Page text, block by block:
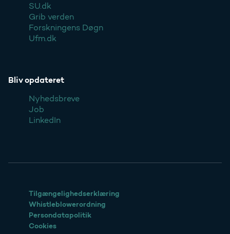
SU.dk
Grib verden
Forskningens Døgn
Ufm.dk
Bliv opdateret
Nyhedsbreve
Job
LinkedIn
Tilgængelighedserklæring
Whistleblowerordning
Persondatapolitik
Cookies